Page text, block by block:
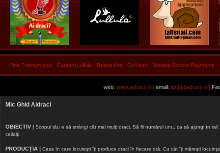
Fine Transylvania Cadouri Lullula Retete fine CeVisez Netopia Secure Payments
web: www.aidraci.ro | email: joc[at]aidraci.ro |
Mic Ghid Aidraci
OBIECTIV | Scopul tău e să strângi cât mai mulţi draci. Să fii numărul unu, ca să ajungi în
ceilalţi.
PRODUCȚIA | Casa în care locuieşti îţi produce draci în fiecare oră. Cu cât îţi măreşti